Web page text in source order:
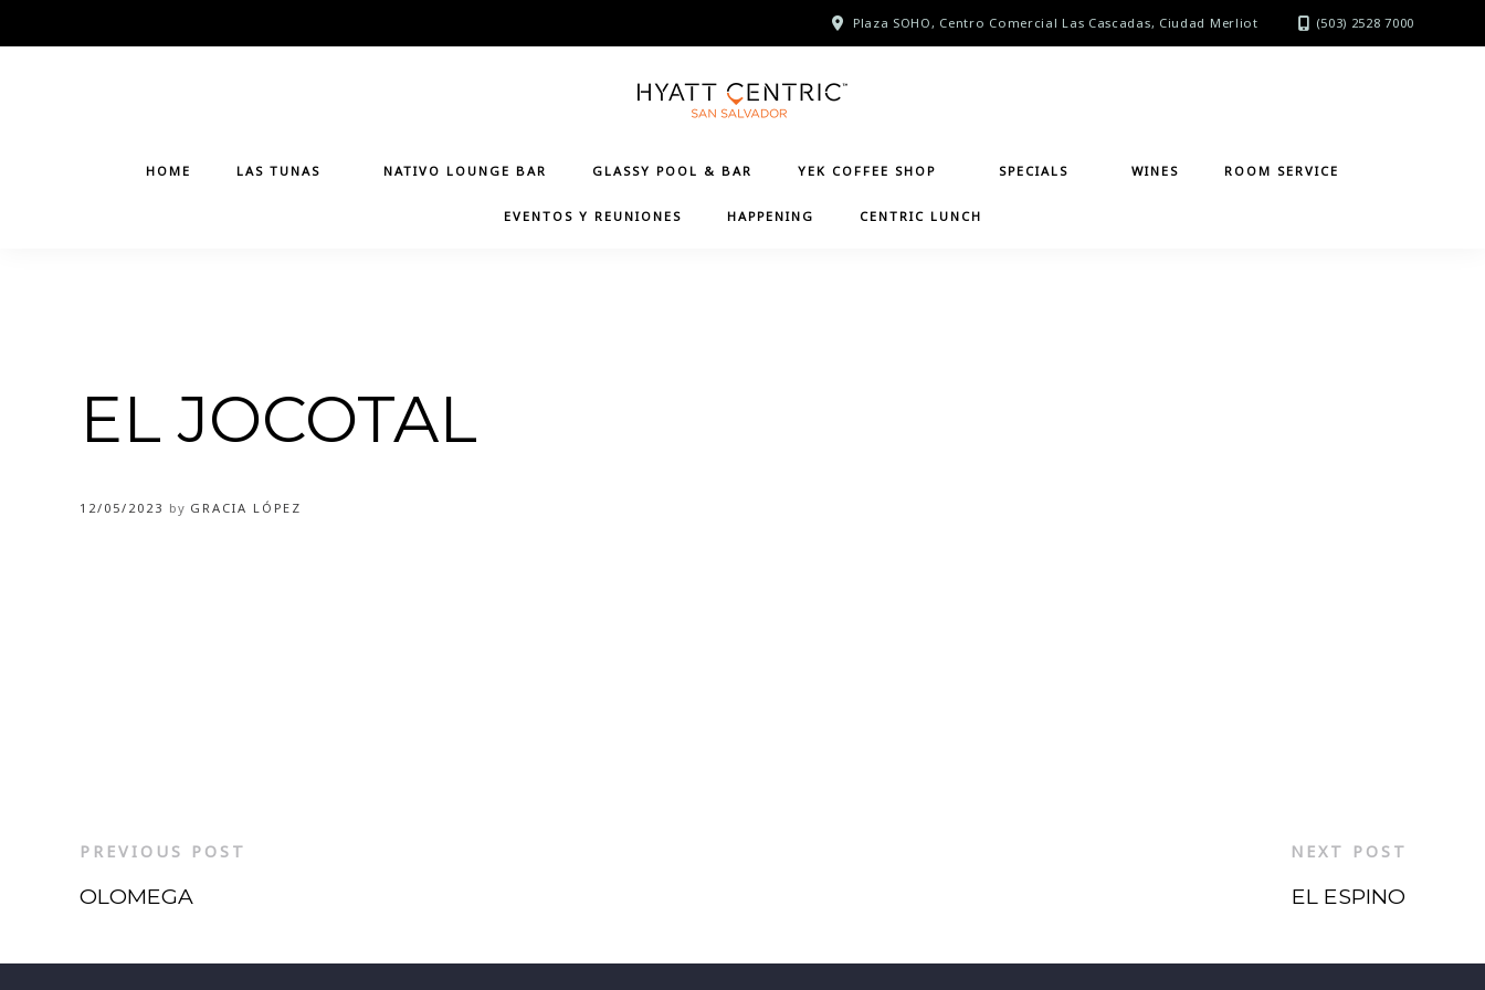
to
Plaza SOHO, Centro Comercial Las Cascadas, Ciudad Merliot (503) 2528 7000
HOME LAS TUNAS NATIVO LOUNGE BAR GLASSY POOL & BAR YEK COFFEE SHOP SPECIALS WINES ROOM SERVICE
EVENTOS Y REUNIONES HAPPENING CENTRIC LUNCH
EL JOCOTAL
12/05/2023 by GRACIA LÓPEZ
PREVIOUS POST
OLOMEGA
NEXT POST
EL ESPINO